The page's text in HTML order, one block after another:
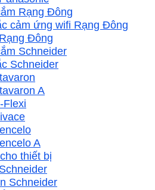
Rạng Đông
cảm ứng wifi Rạng Đông
Đông
Schneider
Schneider
A
Flexi
A
thiết bị
Schneider